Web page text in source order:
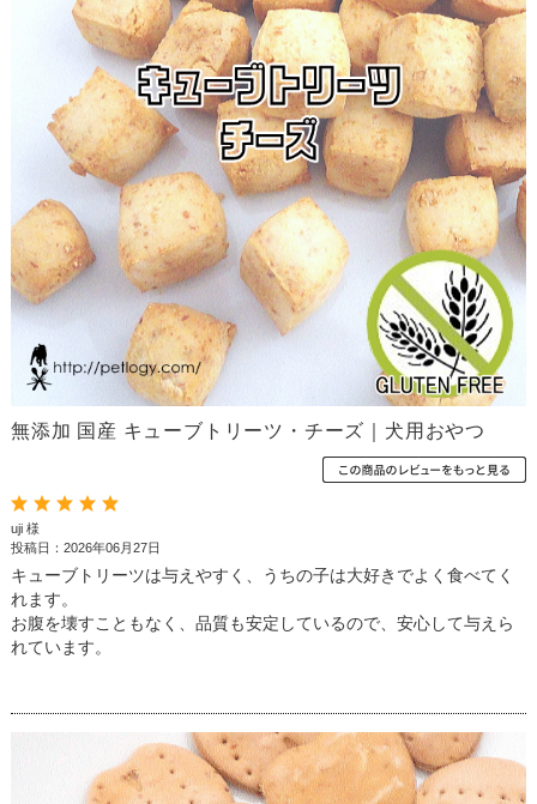
無添加 国産 キューブトリーツ・チーズ｜犬用おやつ
uji 様
投稿日：2026年06月27日
キューブトリーツは与えやすく、うちの子は大好きでよく食べてく
れます。
お腹を壊すこともなく、品質も安定しているので、安心して与えら
れています。